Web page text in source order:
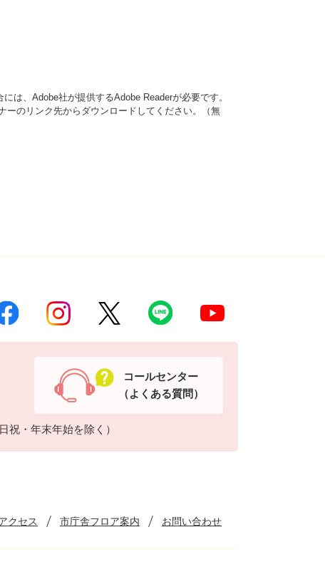
は、Adobe社が提供するAdobe Readerが必要です。
ーのリンク先からダウンロードしてください。（無
祝・年末年始を除く）
コールセンター
（よくある質問）
クセス 市庁舎フロア案内 お問い合わせ